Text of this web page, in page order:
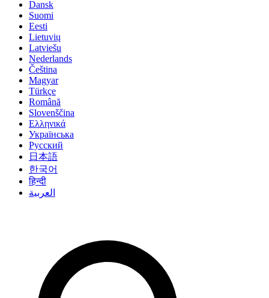
Dansk
Suomi
Eesti
Lietuvių
Latviešu
Nederlands
Čeština
Magyar
Türkçe
Română
Slovenščina
Ελληνικά
Українська
Русский
日本語
한국어
हिन्दी
العربية